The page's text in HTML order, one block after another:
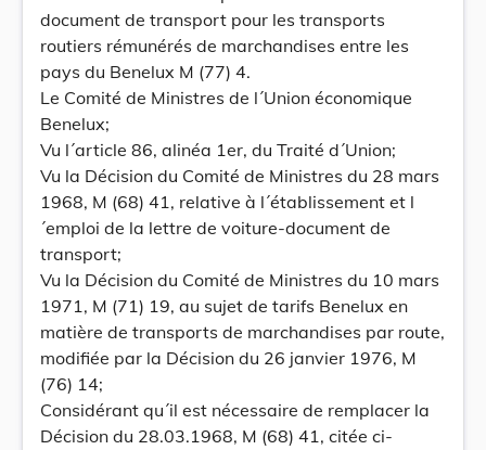
document de transport pour les transports
routiers rémunérés de marchandises entre les
pays du Benelux M (77) 4.
Le Comité de Ministres de l´Union économique
Benelux;
Vu l´article 86, alinéa 1er, du Traité d´Union;
Vu la Décision du Comité de Ministres du 28 mars
1968, M (68) 41, relative à l´établissement et l
´emploi de la lettre de voiture-document de
transport;
Vu la Décision du Comité de Ministres du 10 mars
1971, M (71) 19, au sujet de tarifs Benelux en
matière de transports de marchandises par route,
modifiée par la Décision du 26 janvier 1976, M
(76) 14;
Considérant qu´il est nécessaire de remplacer la
Décision du 28.03.1968, M (68) 41, citée ci-